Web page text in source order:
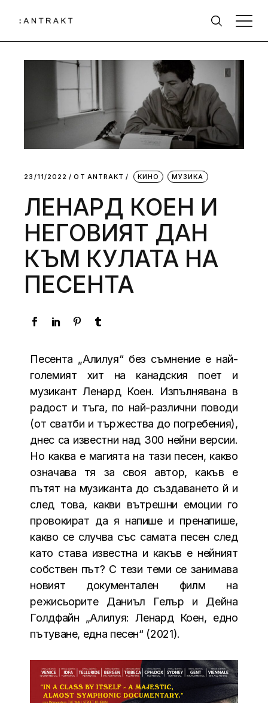
23/11/2022 ОТ АNTRAKT КИНО МУЗИКА
ЛЕНАРД КОЕН И
НЕГОВИЯТ ДАН
КЪМ КУЛАТА НА
ПЕСЕНТА
Песента „Алилуя“ без съмнение е най-
големият хит на канадския поет и
музикант Ленард Коен. Изпълнявана в
радост и тъга, по най-различни поводи
(от сватби и тържества до погребения),
днес са известни над 300 нейни версии.
Но каква е магията на тази песен, какво
означава тя за своя автор, какъв е
пътят на музиканта до създаването й и
след това, какви вътрешни емоции го
провокират да я напише и пренапише,
какво се случва със самата песен след
като става известна и какъв е нейният
собствен път? С тези теми се занимава
новият документален филм на
режисьорите Даниъл Гелър и Дейна
Голдфайн „Алилуя: Ленард Коен, едно
пътуване, една песен“ (2021).